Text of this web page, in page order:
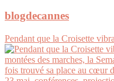
blogdecannes
Pendant que la Croisette